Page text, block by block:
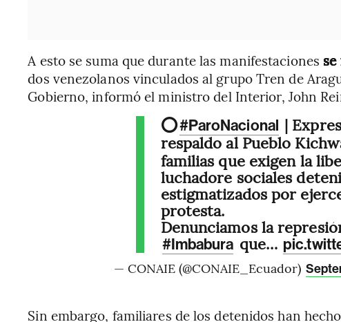
A esto se suma que durante las manifestaciones
dos venezolanos vinculados al grupo Tren de
Gobierno, informó el ministro del Interior, John
⭕#ParoNacional |
respaldo al Pueblo
familias que exigen la
luchadore sociales
estigmatizados por
protesta.
Denunciamos la
#Imbabura que…
— CONAIE (@CONAIE_Ecuador)
Sin embargo, familiares de los detenidos han